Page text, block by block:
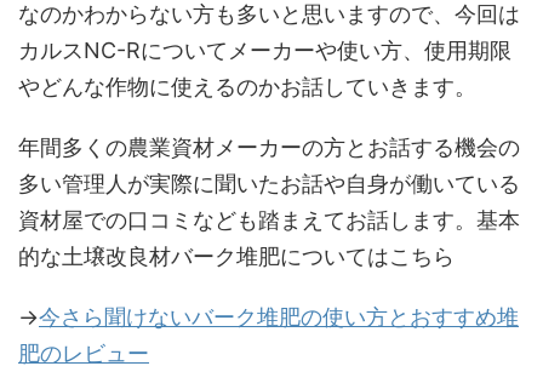
なのかわからない方も多いと思いますので、今回は
カルスNC-Rについてメーカーや使い方、使用期限
やどんな作物に使えるのかお話していきます。
年間多くの農業資材メーカーの方とお話する機会の
多い管理人が実際に聞いたお話や自身が働いている
資材屋での口コミなども踏まえてお話します。基本
的な土壌改良材バーク堆肥についてはこちら
→今さら聞けないバーク堆肥の使い方とおすすめ堆
肥のレビュー